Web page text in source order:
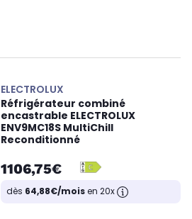
ELECTROLUX
Réfrigérateur combiné
encastrable ELECTROLUX
ENV9MC18S MultiChill
Reconditionné
1106,75€
dès 64,88€/moisen 20x